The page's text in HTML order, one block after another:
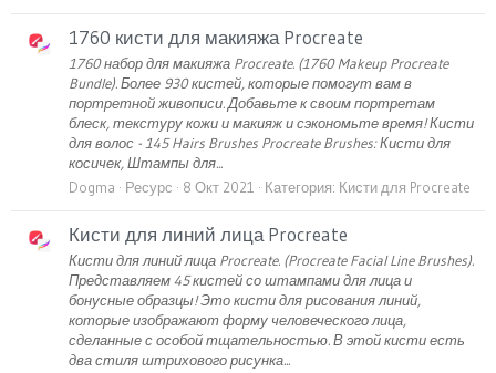
1760 кисти для макияжа Procreate
1760 набор для макияжа Procreate. (1760 Makeup Procreate
Bundle). Более 930 кистей, которые помогут вам в
портретной живописи. Добавьте к своим портретам
блеск, текстуру кожи и макияж и сэкономьте время! Кисти
для волос - 145 Hairs Brushes Procreate Brushes: Кисти для
косичек, Штампы для...
Dogma
Ресурс 8 Окт 2021 Категория: Кисти для Procreate
Кисти для линий лица Procreate
Кисти для линий лица Procreate. (Procreate Facial Line Brushes).
Представляем 45 кистей со штампами для лица и
бонусные образцы! Это кисти для рисования линий,
которые изображают форму человеческого лица,
сделанные с особой тщательностью. В этой кисти есть
два стиля штрихового рисунка...